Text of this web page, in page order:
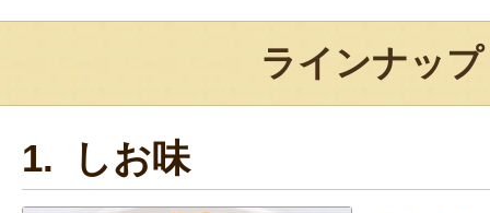
ラインナップ
1. しお味